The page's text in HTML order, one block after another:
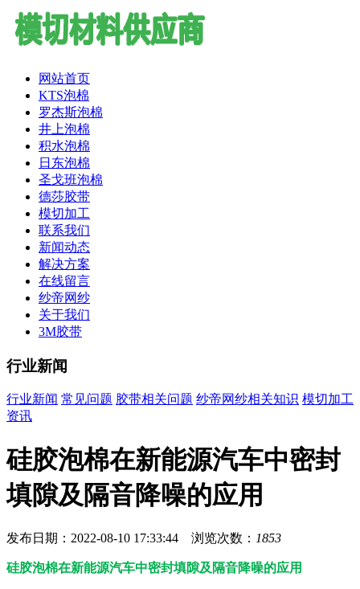
网站首页
KTS泡棉
罗杰斯泡棉
井上泡棉
积水泡棉
日东泡棉
圣戈班泡棉
德莎胶带
模切加工
联系我们
新闻动态
解决方案
在线留言
纱帝网纱
关于我们
3M胶带
行业新闻
行业新闻 常见问题 胶带相关问题 纱帝网纱相关知识 模切加工
资讯
硅胶泡棉在新能源汽车中密封
填隙及隔音降噪的应用
发布日期：2022-08-10 17:33:44 浏览次数： 1853
硅胶泡棉在新能源汽车中密封填隙及隔音降噪的应用